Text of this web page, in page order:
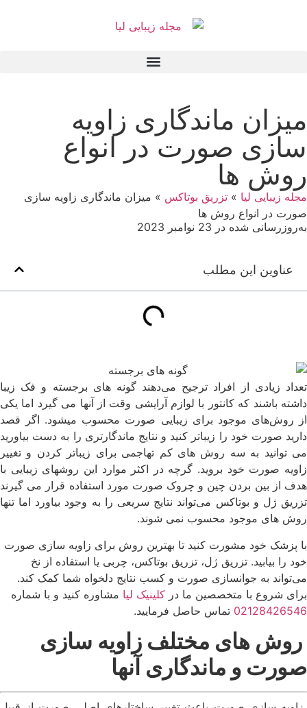
میزان ماندگاری زاویه
سازی صورت در انواع
روش ها‌‌
مجله زیبایی لیا » تزریق بوتاکس » میزان ماندگاری زاویه سازی
صورت در انواع روش ها‌‌
به‌روزرسانی شده در 23 نوامبر 2023
عناوین این مطلب
تعداد زیادی از افراد ترجیح می‌دهند گونه های برجسته و فک زیبا
داشته باشند که کانتور با لوازم آرایشی وقت از آنها می گیرد اما یکی
از روش‌های موجود برای زیبایی صورت محسوب میشود. اگر قصد
دارید صورت خود را زیباتر کنید و نتایج ماندگارتری را به دست بیاورید
می توانید به سه روش های کم تهاجمی برای زیباتر کردن و تغییر
زاویه صورت خود بروید. گرچه در اکثر موارد این روشهای زیبایی با
هدف از بین بردن چین و چروک صورت مورد استفاده قرار می گیرند
تزریق ژل و بوتاکس می‌تواند نتایج سریعی را به وجود بیاورد اما تنها
روش های موجود محسوب نمی شوند.
با پزشک خود مشورت کنید تا بهترین روش برای زاویه سازی صورت
خود را بیابید. تزریق ژل، تزریق بوتاکس، چربی یا استفاده از نخ
می‌تواند به جوانسازی صورت و کسب نتایج دلخواه شما کمک کند.
برای شروع با متخصصین ما در کلینیک لیا مشاوره کنید و با شماره
02128426546 تماس حاصل فرمایید.
روش های مختلف زاویه سازی
صورت و ماندگاری آنها